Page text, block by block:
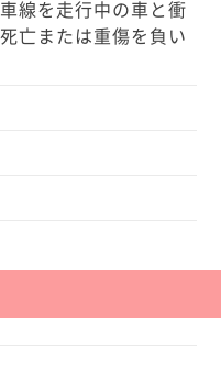
線を走行中の車と衝
亡または重傷を負い